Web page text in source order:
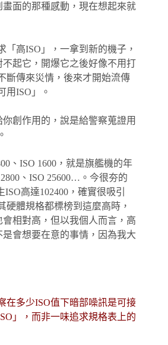
畫面的那種感動，現在想起來就
「高ISO」，一拿到新的機子，
起它，開爆它之後好像不用打
斷傳來災情，後來才開始流傳
用ISO」。
創作用的，說是給警察蒐證用
、ISO 1600，就是旗艦機的年
、ISO 25600…。今很夯的
高達102400，確實很吸引
硬體規格都標榜到這麼高時，
相對高，但以我個人而言，高
會想要在意的事情，因為我大
在多少ISO值下暗部噪訊是可接
」，而非一味追求規格表上的